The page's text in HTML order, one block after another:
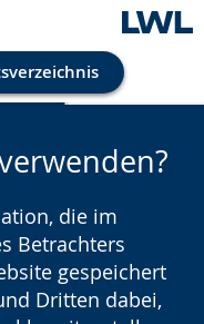
die im
Betrachters
gespeichert
Dritten dabei,